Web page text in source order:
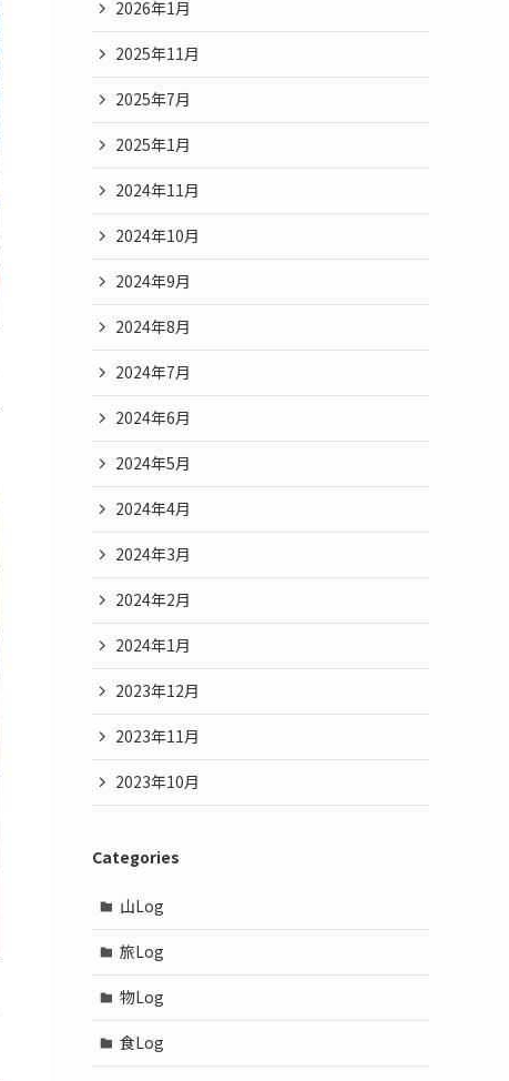
2026年1月
2025年11月
2025年7月
2025年1月
2024年11月
2024年10月
2024年9月
2024年8月
2024年7月
2024年6月
2024年5月
2024年4月
2024年3月
2024年2月
2024年1月
2023年12月
2023年11月
2023年10月
Categories
山Log
旅Log
物Log
食Log